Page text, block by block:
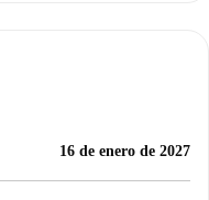
16 de enero de 2027